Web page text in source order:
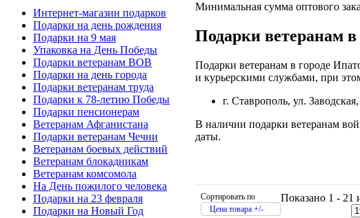
Минимальная сумма оптового
Подарки ветеранам
Подарки ветеранам в городе
и курьерскими службами, при
г. Ставрополь, ул. Заводская,
В наличии подарки ветеранам
даты.
Сортировать по
Цена товара +/-
Показано 1 - 21
Интернет-магазин подарков
Подарки на день рождения
Подарки на 9 мая
Упаковка на День Победы
Подарки ветеранам ВОВ
Подарки на день города
Подарки ветеранам труда
Подарки к 78-летию Победы
Подарки пенсионерам
Ветеранам Афганистана
Подарки ветеранам Чечни
Ветеранам боевых действий
Ветеранам блокадникам
Ветеранам комсомола
На День пожилого человека
Подарки на 23 февраля
Подарки на Новый Год